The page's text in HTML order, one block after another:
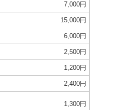
7,000円
15,000円
6,000円
2,500円
1,200円
2,400円
1,300円